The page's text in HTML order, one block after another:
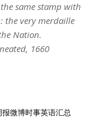
same stamp with
the very merdaille
Nation.
1660
微博时事英语汇总